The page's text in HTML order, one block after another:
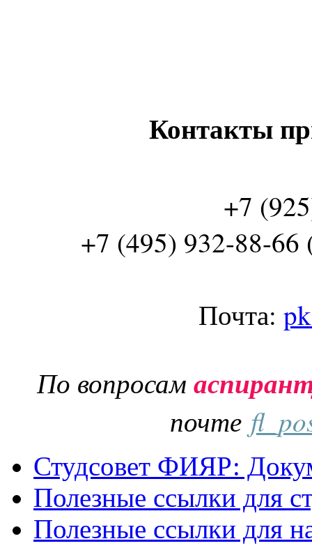
Контакты
+7
+7 (495) 932-88-66
Почта:
По вопросам
почте
Студсовет ФИЯР:
Полезные ссылки для
Полезные ссылки для